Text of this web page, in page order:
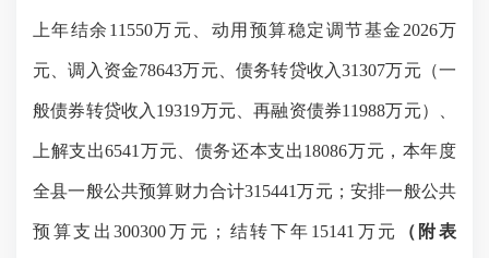
上年结余11550万元、动用预算稳定调节基金2026万
元、调入资金78643万元、债务转贷收入31307万元（一
般债券转贷收入19319万元、再融资债券11988万元）、
上解支出6541万元、债务还本支出18086万元， 本年度
全县一般公共预算财力合计315441万元；安排一般公共
预算支出300300万元；结转下年 15141 万元 （附表